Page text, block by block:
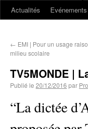
Actualités Evénements
← EMI | Pour un usage
milieu scolaire
TV5MONDE |
Publié le 20/12/2016 par
“La dictée